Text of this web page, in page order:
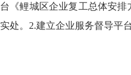
鲤城区企业复工总体安排
处。2.建立企业服务督导